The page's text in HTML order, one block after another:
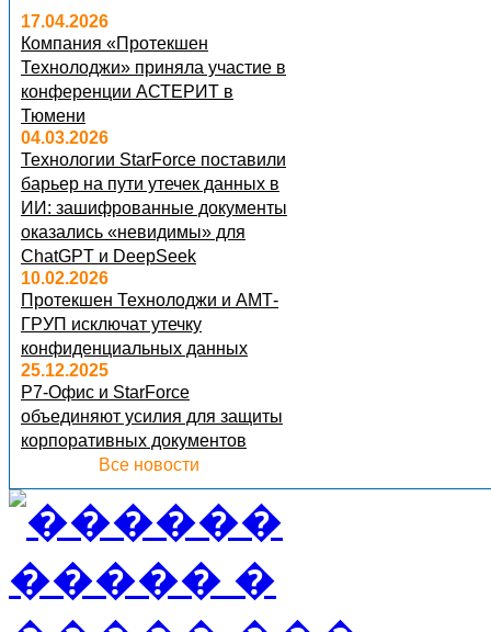
17.04.2026
Компания «Протекшен
Технолоджи» приняла участие в
конференции АСТЕРИТ в
Тюмени
04.03.2026
Технологии StarForce поставили
барьер на пути утечек данных в
ИИ: зашифрованные документы
оказались «невидимы» для
ChatGPT и DeepSeek
10.02.2026
Протекшен Технолоджи и АМТ-
ГРУП исключат утечку
конфиденциальных данных
25.12.2025
Р7-Офис и StarForce
объединяют усилия для защиты
корпоративных документов
Все новости